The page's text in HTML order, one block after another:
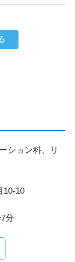
ション科、リ
10-10
分